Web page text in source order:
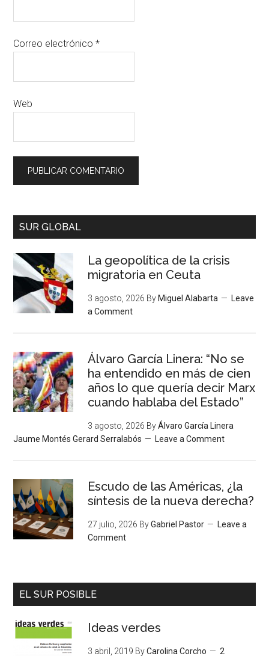
Correo electrónico*
Web
SUR GLOBAL
La geopolítica de la crisis
migratoria en Ceuta
3 agosto, 2026 By Miguel Alabarta
Leave
a Comment
Álvaro García Linera: “No se
ha entendido en más de cien
años lo que quería decir Marx
cuando hablaba del Estado”
3 agosto, 2026 ByÁlvaro García Linera
Jaume Montés Gerard Serralabós
Leave a Comment
Escudo de las Américas, ¿la
síntesis de la nueva derecha?
27 julio, 2026 ByGabriel Pastor
Leave a
Comment
EL SUR POSIBLE
Ideas verdes
3 abril, 2019 ByCarolina Corcho 2